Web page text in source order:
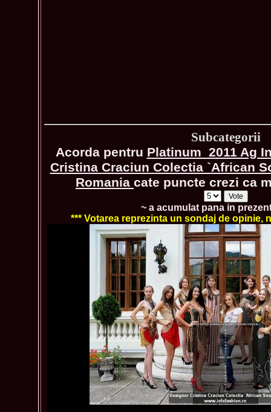
Subcategorii
Acorda pentru Platinum_2011 Ag
Cristina Craciun Colectia `African
Romania cate puncte crezi ca
~ a acumulat pana in
*** Votarea reprezinta un sondaj de opinie,